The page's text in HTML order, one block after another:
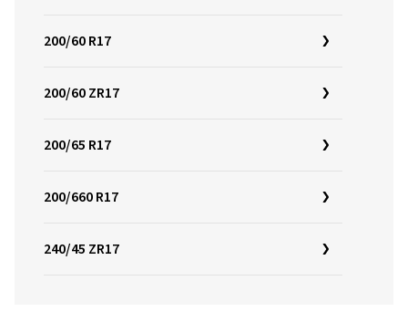
200/60 R17
200/60 ZR17
200/65 R17
200/660 R17
240/45 ZR17